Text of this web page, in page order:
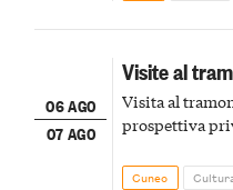
06 AGO
07 AGO
Visite al
Visita al
prospettiva
Cuneo